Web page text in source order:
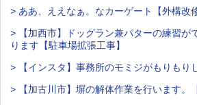
> ああ、ええなぁ。なカーゲート【外構改
> 【加西市】ドッグラン兼パターの練習が
ります【駐車場拡張工事】
> 【インスタ】事務所のモミジがもりもり
> 【加古川市】塀の解体作業を行います。